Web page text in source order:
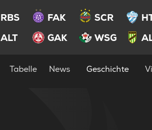
RBS FAK SCR
ALT GAK WSG
Tabelle News Geschichte